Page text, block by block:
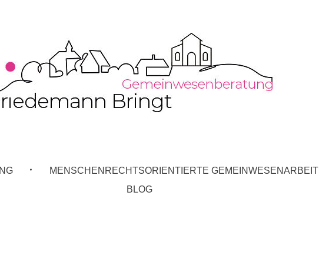
MENSCHENRECHTSORIENTIERTE GEMEINWESENARBEIT
BLOG